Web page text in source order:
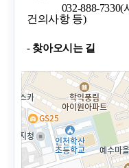
032-888-7330(사
건의사항 등)
- 찾아오시는 길